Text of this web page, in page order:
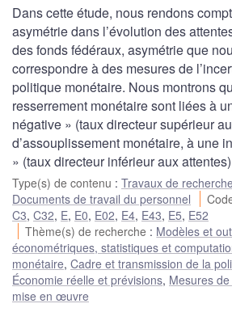
Dans cette étude, nous rendons
asymétrie dans l’évolution des
des fonds fédéraux, asymétrie que
correspondre à des mesures de
politique monétaire. Nous montrons
resserrement monétaire sont liées à
négative » (taux directeur supérieur
d’assouplissement monétaire, à une
» (taux directeur inférieur aux
Type(s) de contenu : Travaux de
Documents de travail du personnel
C3, C32, E, E0, E02, E4, E43, E5, E52
Thème(s) de recherche : Modèles et
économétriques, statistiques et
monétaire, Cadre et transmission de la
Économie réelle et prévisions, Mesures
mise en œuvre